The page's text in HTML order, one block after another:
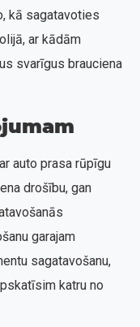
kā sagatavoties
ar kādām
svarīgus brauciena
auto prasa rūpīgu
drošību, gan
garajam
sagatavošanu,
katru no